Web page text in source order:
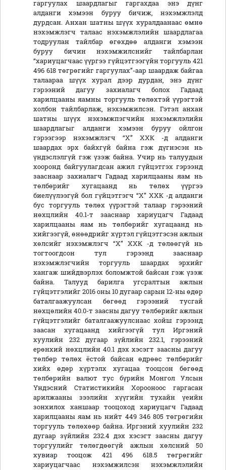
гаргуулах шаардлагыг гаргахдаа энэ дүнг
алданги хэмээн буруу бичиж, нэхэмжлэлд
дурдсан. Анхан шатны шүүх хуралдаанаас өмнө
нэхэмжлэгч талаас нэхэмжлэлийн шаардлагаа
тодруулан тайлбар өгөхдөө алданги хэмээн
буруу бичин нэхэмжилснийг тайлбарлан
“хариуцагчаас үүргээ гүйцэтгээгүйн торгууль 421
496 618 төгрөгийг гаргуулах”-аар шаардаж байгаа
талаараа шүүх хурал дээр дурдан, энэ дүнг
гэрээний дагуу захиалагч болох Гадаад
харилцааны яамны торгууль төлөхтэй үүрэгтэй
холбон тайлбарлаж, нэхэмжилсэн. Гэтэл анхан
шатны шүүх нэхэмжпэгчийн нэхэмжлэлийн
шаардлагыг алданги хэмээн буруу ойлгон
гэрээгээр нэхэмжлэгч “Х” ХХК -д алданги
шаардах эрх байхгүй байна гэж дүгнэсэн нь
үндэслэлгүй гэж үзэж байна. Учир нь талуудын
хооронд байгуулагдсан ажил гүйцэтгэх гэрээнд
зааснаар захиалагч Гадаад харилцааны яам нь
төлбөрийг хугацаанд нь төлөх үүргээ
биелүүлээгүй бол гүйцэтгэгч “Х” ХХК -д алданги
бус торгууль төлөх үүрэгтэй талаар гэрээний
нөхцлийн 40.1-т зааснаар хариуцагч Гадаад
харилцааны яам нь төлбөрийг хугацаанд нь
хийгээгүй, өнөөдрийг хүртэл гүйцэтгэсэн ажлын
хөлсийг нэхэмжлэгч “Х” ХХК -д төлөөгүй нь
тогтоогдсон тул гэрээнд зааснаар
нэхэмжлэгчийн торгууль шаардах эрхийг
хангаж шийдвэрлэх боломжтой байсан гэж үзэж
байна. Талууд барилга угсралтын ажлын
гүйцэтгэлийг 2016 оны 10 дугаар сарын 12-ны өдөр
баталгаажуулсан бөгөөд гэрээний тусгай
нөхцөлийн 40.0-т заасны дагуу төлбөрийг ажлын
гүйцэтгэлийг баталгаажуулснаас хойш гэрээнд
заасан хугацаанд хийгээгүй тул Иргэний
хуулийн 232 дугаар зүйлийн 232.1, гэрээний
ерөнхий нөхцлийн 40.1 дэх хэсэгт заасны дагуу
төлбөр төлөх ёстой байсан өдрөөс төлбөрийг
хийх өдөр хүртэлх хугацаа тооцсон бөгөөд
төлбөрийн валют тус бүрийн Монгол Улсын
Үндэсний Статистикийн Хорооноос гаргасан
арилжааны зээлийн хүүгийн тухайн үеийн
зонхилох ханшаар тооцоход хариуцагч Гадаад
харилцааны яам нь нийт 449 346 805 төгрөгийн
торгууль төлөхөөр байна. Иргэний хуулийн 232
дугаар зүйлийн 232.4 дэх хэсэгт заасны дагуу
торгуулийг төлөгдөөгүй ажлын хөлсний 50
хувиар тооцож 421 496 618.5 төгрөгийг
хариуцагчаас нэхэмжилсэн нэхэмжлэлийн